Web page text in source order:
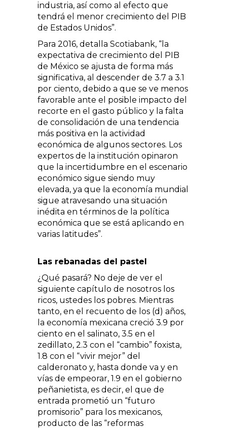
industria, así como al efecto que
tendrá el menor crecimiento del PIB
de Estados Unidos”.
Para 2016, detalla Scotiabank, “la
expectativa de crecimiento del PIB
de México se ajusta de forma más
significativa, al descender de 3.7 a 3.1
por ciento, debido a que se ve menos
favorable ante el posible impacto del
recorte en el gasto público y la falta
de consolidación de una tendencia
más positiva en la actividad
económica de algunos sectores. Los
expertos de la institución opinaron
que la incertidumbre en el escenario
económico sigue siendo muy
elevada, ya que la economía mundial
sigue atravesando una situación
inédita en términos de la política
económica que se está aplicando en
varias latitudes”.
Las rebanadas del pastel
¿Qué pasará? No deje de ver el
siguiente capítulo de nosotros los
ricos, ustedes los pobres. Mientras
tanto, en el recuento de los (d) años,
la economía mexicana creció 3.9 por
ciento en el salinato, 3.5 en el
zedillato, 2.3 con el “cambio” foxista,
1.8 con el “vivir mejor” del
calderonato y, hasta donde va y en
vías de empeorar, 1.9 en el gobierno
peñanietista, es decir, el que de
entrada prometió un “futuro
promisorio” para los mexicanos,
producto de las “reformas